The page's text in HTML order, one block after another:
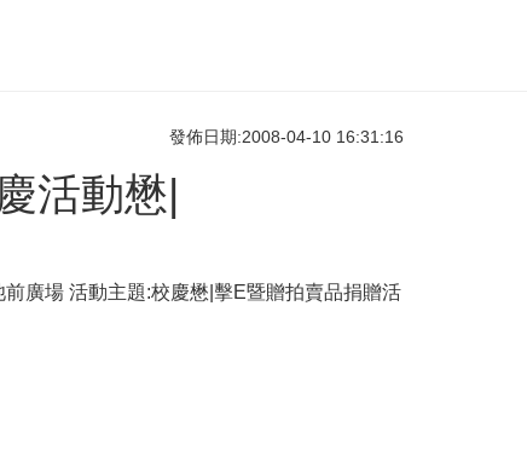
發佈日期:2008-04-10 16:31:16
活動懋|
廣場 活動主題:校慶懋|擊E暨贈拍賣品捐贈活